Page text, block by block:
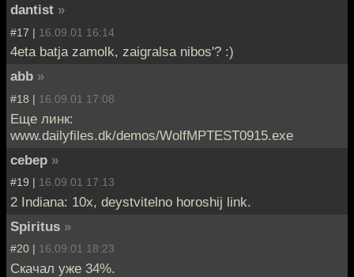
dantist »
#17 | 16.09.01 16:14
4eta batja zamolk, zaigralsa nibos'? :)
abb »
#18 | 16.09.01 17:08
Еще линк:
www.dailyfiles.dk/demos/WolfMPTEST0915.exe
cebep »
#19 | 16.09.01 17:13
2 Indiana: 10x, deystvitelno horoshij link.
Spiritus »
#20 | 16.09.01 18:23
Скачал уже 34%.